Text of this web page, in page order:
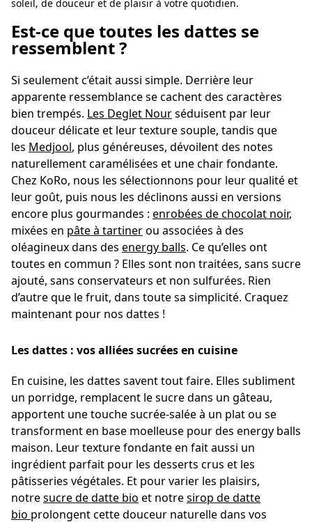
soleil, de douceur et de plaisir à votre quotidien.
Est-ce que toutes les dattes se
ressemblent ?
Si seulement c’était aussi simple. Derrière leur
apparente ressemblance se cachent des caractères
bien trempés. Les Deglet Nourséduisent par leur
douceur délicate et leur texture souple, tandis que
les Medjool, plus généreuses, dévoilent des notes
naturellement caramélisées et une chair fondante.
Chez KoRo, nous les sélectionnons pour leur qualité et
leur goût, puis nous les déclinons aussi en versions
encore plus gourmandes : enrobées de chocolat noir,
mixées en pâte à tartinerou associées à des
oléagineux dans des energy balls. Ce qu’elles ont
toutes en commun ? Elles sont non traitées, sans sucre
ajouté, sans conservateurs et non sulfurées. Rien
d’autre que le fruit, dans toute sa simplicité. Craquez
maintenant pour nos dattes !
Les dattes : vos alliées sucrées en cuisine
En cuisine, les dattes savent tout faire. Elles subliment
un porridge, remplacent le sucre dans un gâteau,
apportent une touche sucrée-salée à un plat ou se
transforment en base moelleuse pour des energy balls
maison. Leur texture fondante en fait aussi un
ingrédient parfait pour les desserts crus et les
pâtisseries végétales. Et pour varier les plaisirs,
notresucre de datte bio et notresirop de datte
bio prolongent cette douceur naturelle dans vos